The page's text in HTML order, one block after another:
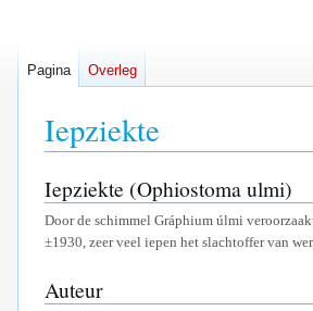
Iepziekte
Naar
navigatie
Naar
zoeken
Iepziekte (Ophiostoma ulmi)
Door de schimmel Gráphium úlmi
±1930, zeer veel iepen het slachtoffer van
Auteur
Pagina Overleg